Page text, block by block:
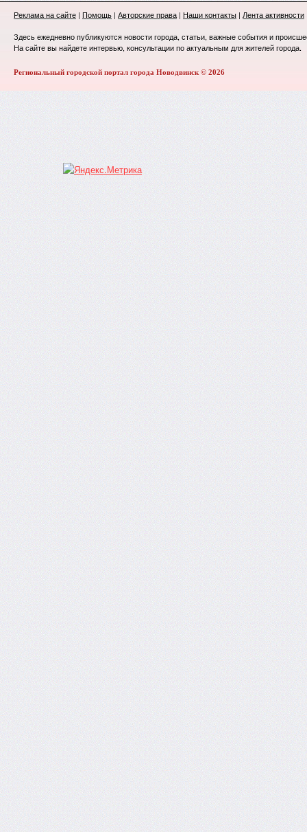
Реклама на сайте | Помощь | Авторские права | Наши контакты | Лента активности
Здесь ежедневно публикуются новости города, статьи, важные события и
На сайте вы найдете интервью, консультации по актуальным для жителей города.
Региональный городской портал города Новодвинск © 2026